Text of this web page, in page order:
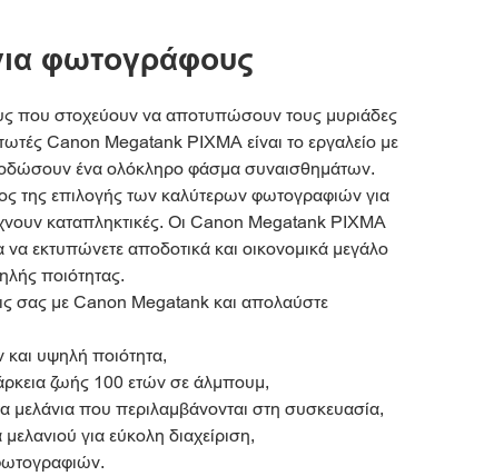
φωτογράφους
που στοχεύουν να αποτυπώσουν τους μυριάδες
Canon Megatank PIXMA είναι το εργαλείο με
ένα ολόκληρο φάσμα συναισθημάτων.
της επιλογής των καλύτερων φωτογραφιών για
καταπληκτικές. Οι Canon Megatank PIXMA
εκτυπώνετε αποδοτικά και οικονομικά μεγάλο
ποιότητας.
σας με Canon Megatank και απολαύστε
υψηλή ποιότητα,
ζωής 100 ετών σε άλμπουμ,
μελάνια που περιλαμβάνονται στη συσκευασία,
για εύκολη διαχείριση,